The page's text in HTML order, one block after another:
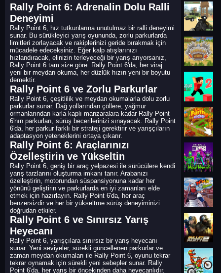
Rally Point 6: Adrenalin Dolu Ralli
Deneyimi
Rally Point 6, hız tutkunlarına unutulmaz bir ralli deneyimi
sunar. Bu sürükleyici yarış oyununda, zorlu parkurlarda
limitleri zorlayacak ve rakiplerinizi geride bırakmak için
mücadele edeceksiniz. Eğer kalp atışlarınızı
hızlandıracak, elinizin terleyeceği bir yarış arıyorsanız,
Rally Point 6 tam size göre. Rally Point 6'da, her viraj
yeni bir meydan okuma, her düzlük hızın yeni bir boyutu
demektir.
Rally Point 6 ve Zorlu Parkurlar
Rally Point 6, çeşitlilik ve meydan okumalarla dolu zorlu
parkurlar sunar. Dağ yollarından çöllere, yağmur
ormanlarından karla kaplı manzaralara kadar Rally Point
6'nın parkurları, sürüş becerilerinizi sınayacak. Rally Point
6'da, her parkur farklı bir strateji gerektirir ve yarışçıların
adaptasyon yeteneklerini ortaya çıkarır.
Rally Point 6: Araçlarınızı
Özelleştirin ve Yükseltin
Rally Point 6, geniş bir araç yelpazesi ile sürücülere kendi
yarış tarzlarını oluşturma imkanı tanır. Arabanızı
özelleştirin, motorundan süspansiyonuna kadar her
yönünü geliştirin ve parkurlarda en iyi zamanları elde
etmek için hazırlayın. Rally Point 6'da, her araç
benzersizdir ve her bir yükseltme sürüş deneyiminizi
doğrudan etkiler.
Rally Point 6 ve Sınırsız Yarış
Heyecanı
Rally Point 6, yarışçılara sınırsız bir yarış heyecanı
sunar. Yeni seviyeler, sürekli güncellenen parkurlar ve
zaman meydan okumaları ile Rally Point 6, oyunu tekrar
tekrar oynamak için sürekli yeni sebepler sunar. Rally
Point 6'da, her yarış bir öncekinden daha heyecanlıdır.